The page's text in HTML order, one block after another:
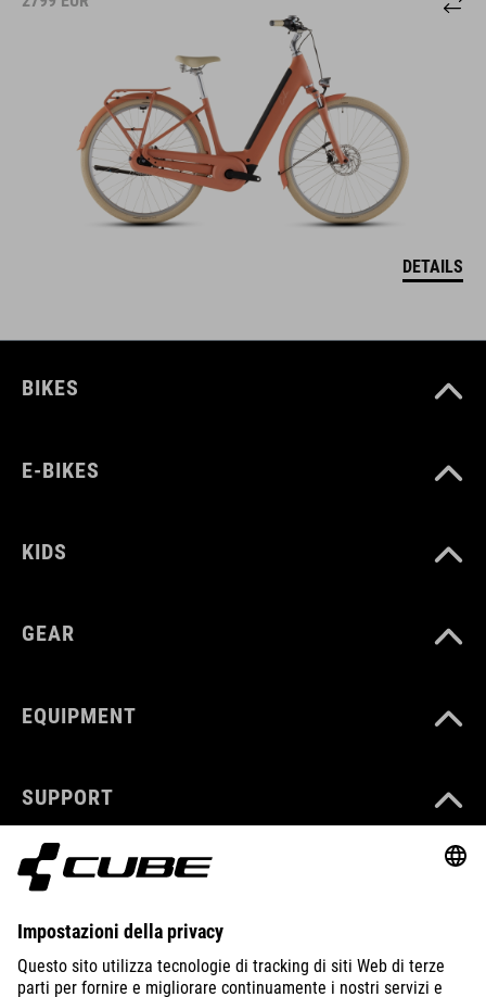
DETAILS
BIKES
E-BIKES
KIDS
GEAR
EQUIPMENT
SUPPORT
ABOUT US
EXPLORE